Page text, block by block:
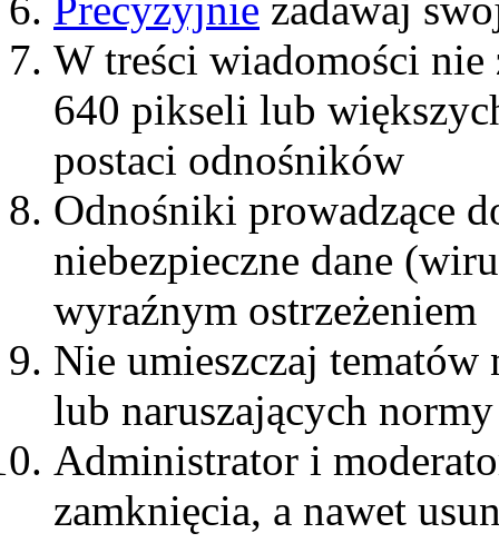
W treści wiadomości nie
640 pikseli lub
postaci odnośników
Odnośniki prowadzące
niebezpieczne dane
wyraźnym ostrzeżeniem
Nie umieszczaj
lub naruszających normy
Administrator i
zamknięcia, a nawet